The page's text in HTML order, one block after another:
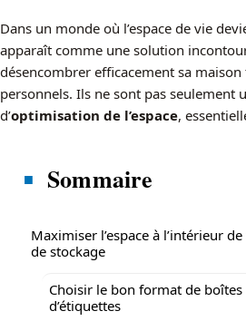
Dans un monde où l’espace de vie
apparaît comme une solution
désencombrer efficacement sa
personnels. Ils ne sont pas
d’optimisation de l’espace,
Sommaire
Maximiser l’espace à l’intérieur
de stockage
Choisir le bon format de boîtes
d’étiquettes